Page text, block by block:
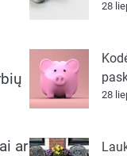
ar
28
28